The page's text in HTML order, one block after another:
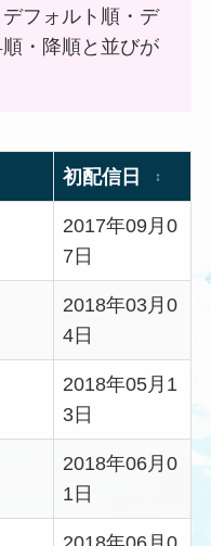
フォルト順・デ
・降順と並びが
初配信日 ↕
2017年09月0
7日
2018年03月0
4日
2018年05月1
3日
2018年06月0
1日